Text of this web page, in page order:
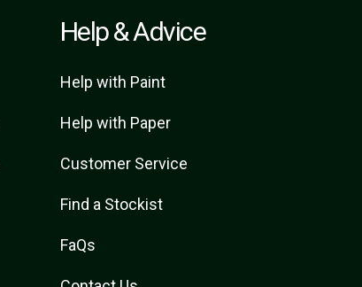
Help & Advice
Help with Paint
Help with Paper
Customer Service
Find a Stockist
FaQs